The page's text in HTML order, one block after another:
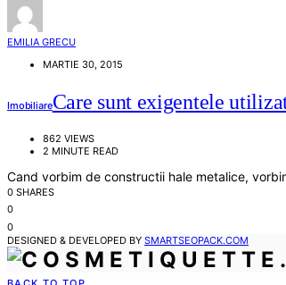
EMILIA GRECU
MARTIE 30, 2015
ImobiliareCare sunt exigentele
862 VIEWS
2 MINUTE READ
Cand vorbim de constructii hale metalice,
0 SHARES
0
0
DESIGNED & DEVELOPED BY SMARTSEOPACK.COM